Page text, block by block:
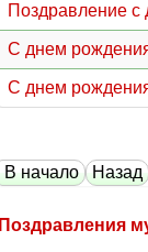
Поздравление с
С днем
С днем
В начало
Назад
Поздравления